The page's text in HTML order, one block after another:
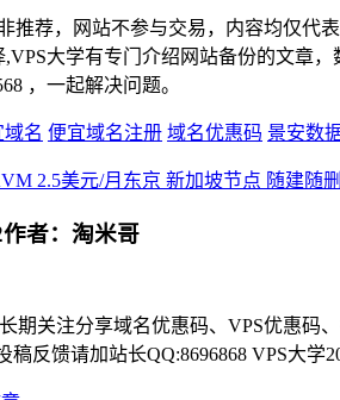
推荐，网站不参与交易，内容均仅代
大学有专门介绍网站备份的文章
，一起解决问题。
名 便宜域名注册 域名优惠码 景安数
作者：淘米哥
期关注分享域名优惠码、VPS优惠码
稿反馈请加站长QQ:8696868 VPS大学